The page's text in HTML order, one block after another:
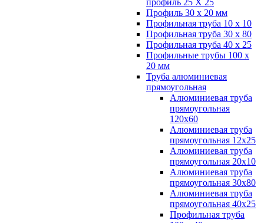
профиль 25 Х 25
Профиль 30 х 20 мм
Профильная труба 10 х 10
Профильная труба 30 х 80
Профильная труба 40 х 25
Профильные трубы 100 х
20 мм
Труба алюминиевая
прямоугольная
Алюминиевая труба
прямоугольная
120х60
Алюминиевая труба
прямоугольная 12х25
Алюминиевая труба
прямоугольная 20х10
Алюминиевая труба
прямоугольная 30х80
Алюминиевая труба
прямоугольная 40х25
Профильная труба